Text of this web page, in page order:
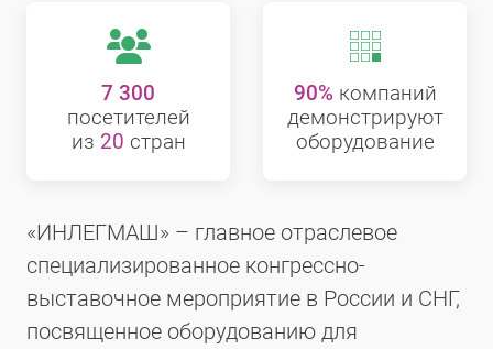
7 300
посетителей
из 20 стран
90% компаний
демонстрируют
оборудование
«ИНЛЕГМАШ» – главное отраслевое
специализированное конгрессно-
выставочное мероприятие в России и СНГ,
посвященное оборудованию для